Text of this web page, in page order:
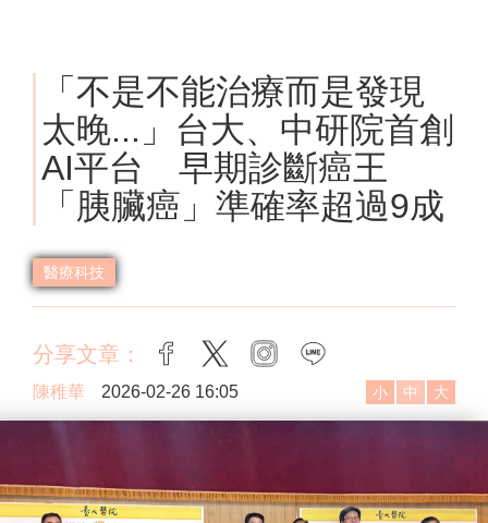
「不是不能治療而是發現
太晚...」台大、中研院首創
AI平台 早期診斷癌王
「胰臟癌」準確率超過9成
醫療科技
分享文章： facebook
twitter instagram
陳稚華 2026-02-26 16:05 小 中 大